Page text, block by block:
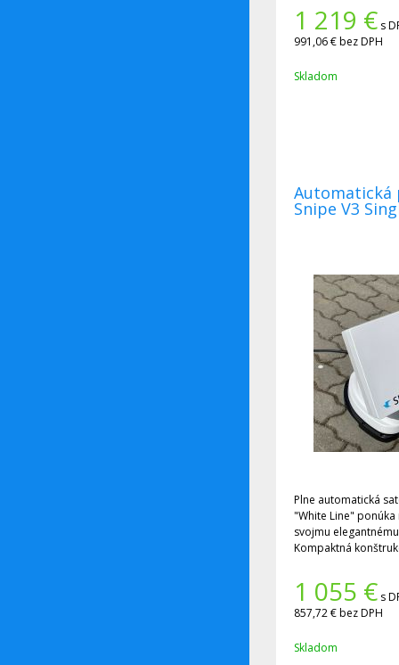
výber satelitu.
voliteľne s
prenosná anténa.
1 219 € s
991,06 €bez DPH
Skladom
Automatická
Snipe V3
Plne automatická
"White Line"
svojmu
Kompaktná
strechu obytného
alebo naštartujete
zasunie.
1 055 € s
857,72 €bez DPH
Skladom